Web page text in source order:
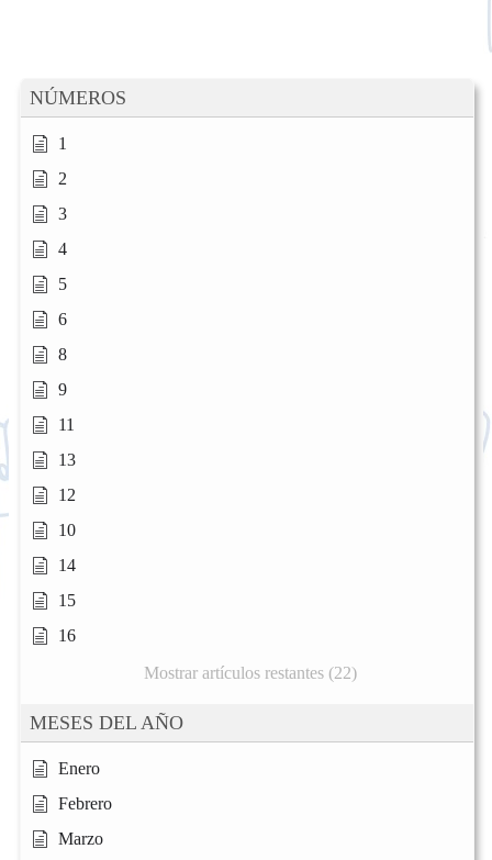
NÚMEROS
1
2
3
4
5
6
8
9
11
13
12
10
14
15
16
Mostrar artículos restantes (22)
MESES DEL AÑO
Enero
Febrero
Marzo